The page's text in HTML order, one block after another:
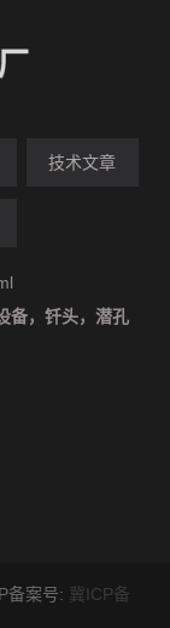
技术文章
备，钎头，潜孔
备案号: 冀ICP备